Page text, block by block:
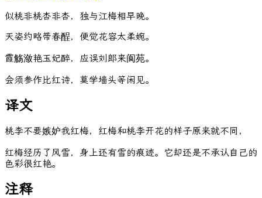
似桃非桃杏非杏， 独与江梅相早晚。
天姿约略带春酲， 便觉花容太柔婉。
霞觞潋艳玉妃醉， 应误刘郎来阆苑。
会须参作比红诗， 莫学墙头等闲见。
译文
桃李不要嫉妒我红梅，红梅和桃李开花的样子原来就不同，
红梅经历了风雪，身上还有雪的痕迹。它却还是不承认自己的
色彩很红艳。
注释